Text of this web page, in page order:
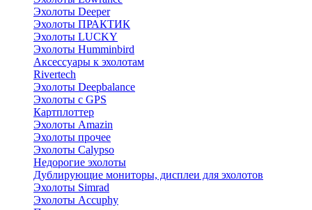
Эхолоты Deeper
Эхолоты ПРАКТИК
Эхолоты LUCKY
Эхолоты Humminbird
Аксессуары к эхолотам
Rivertech
Эхолоты Deepbalance
Эхолоты с GPS
Картплоттер
Эхолоты Amazin
Эхолоты прочее
Эхолоты Calypso
Недорогие эхолоты
Дублирующие мониторы, дисплеи для эхолотов
Эхолоты Simrad
Эхолоты Accuphy